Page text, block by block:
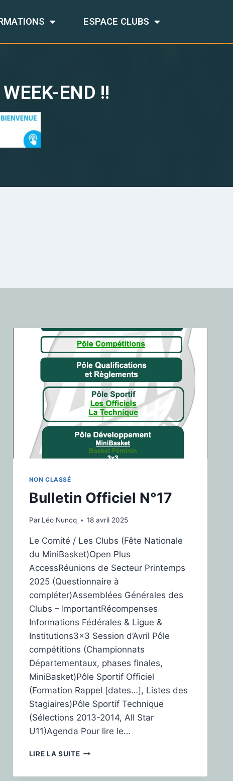
ESPACE CLUBS
END !!
NON CLASSÉ
Bulletin Officiel N°17
Par Léo Nuncq 18 avril 2025
Le Comité / Les Clubs (Fête Nationale
du MiniBasket)Open Plus
AccessRéunions de Secteur Printemps
2025 (Questionnaire à
compléter)Assemblées Générales des
Clubs – ImportantRécompenses
Informations Fédérales & Ligue &
Institutions3×3 Session d’Avril Pôle
compétitions (Championnats
Départementaux, phases finales,
MiniBasket)Pôle Sportif Officiel
(Formation Rappel [dates…], Listes des
Stagiaires)Pôle Sportif Technique
(Sélections 2013-2014, All Star
U11)Agenda Pour lire le…
LIRE LA SUITE